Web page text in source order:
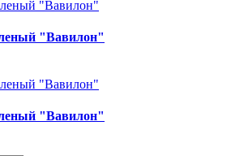
"Вавилон"
"Вавилон"